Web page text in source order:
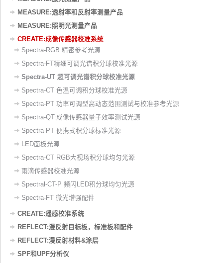
MEASURE:透射率和反射率测量产品
MEASURE:照明光测量产品
CREATE:成像传感器校准系统
Spectra-RGB 精密参考光源
Spectra-FT精细可调光谱积分球校准光源
Spectra-UT 超可调光谱积分球校准光源
Spectra-CT 色温可调积分球校准光源
Spectra-PT 功率可调型高动态范围测试与校准参考光源
Spectra-QT:成像传感器量子效率测试光源
Spectra-PT 便携式积分球标准光源
LED面板光源
Spectra-CT RGB大视场积分球均匀光源
雨滴传感器校准光源
Spectral-CT-P 频闪LED积分球均匀光源
Spectra-FT 微光增强配件
CREATE:遥感校准系统
REFLECT:漫反射目标板，标准板和配件
REFLECT:漫反射材料&涂层
SPF和UPF分析仪